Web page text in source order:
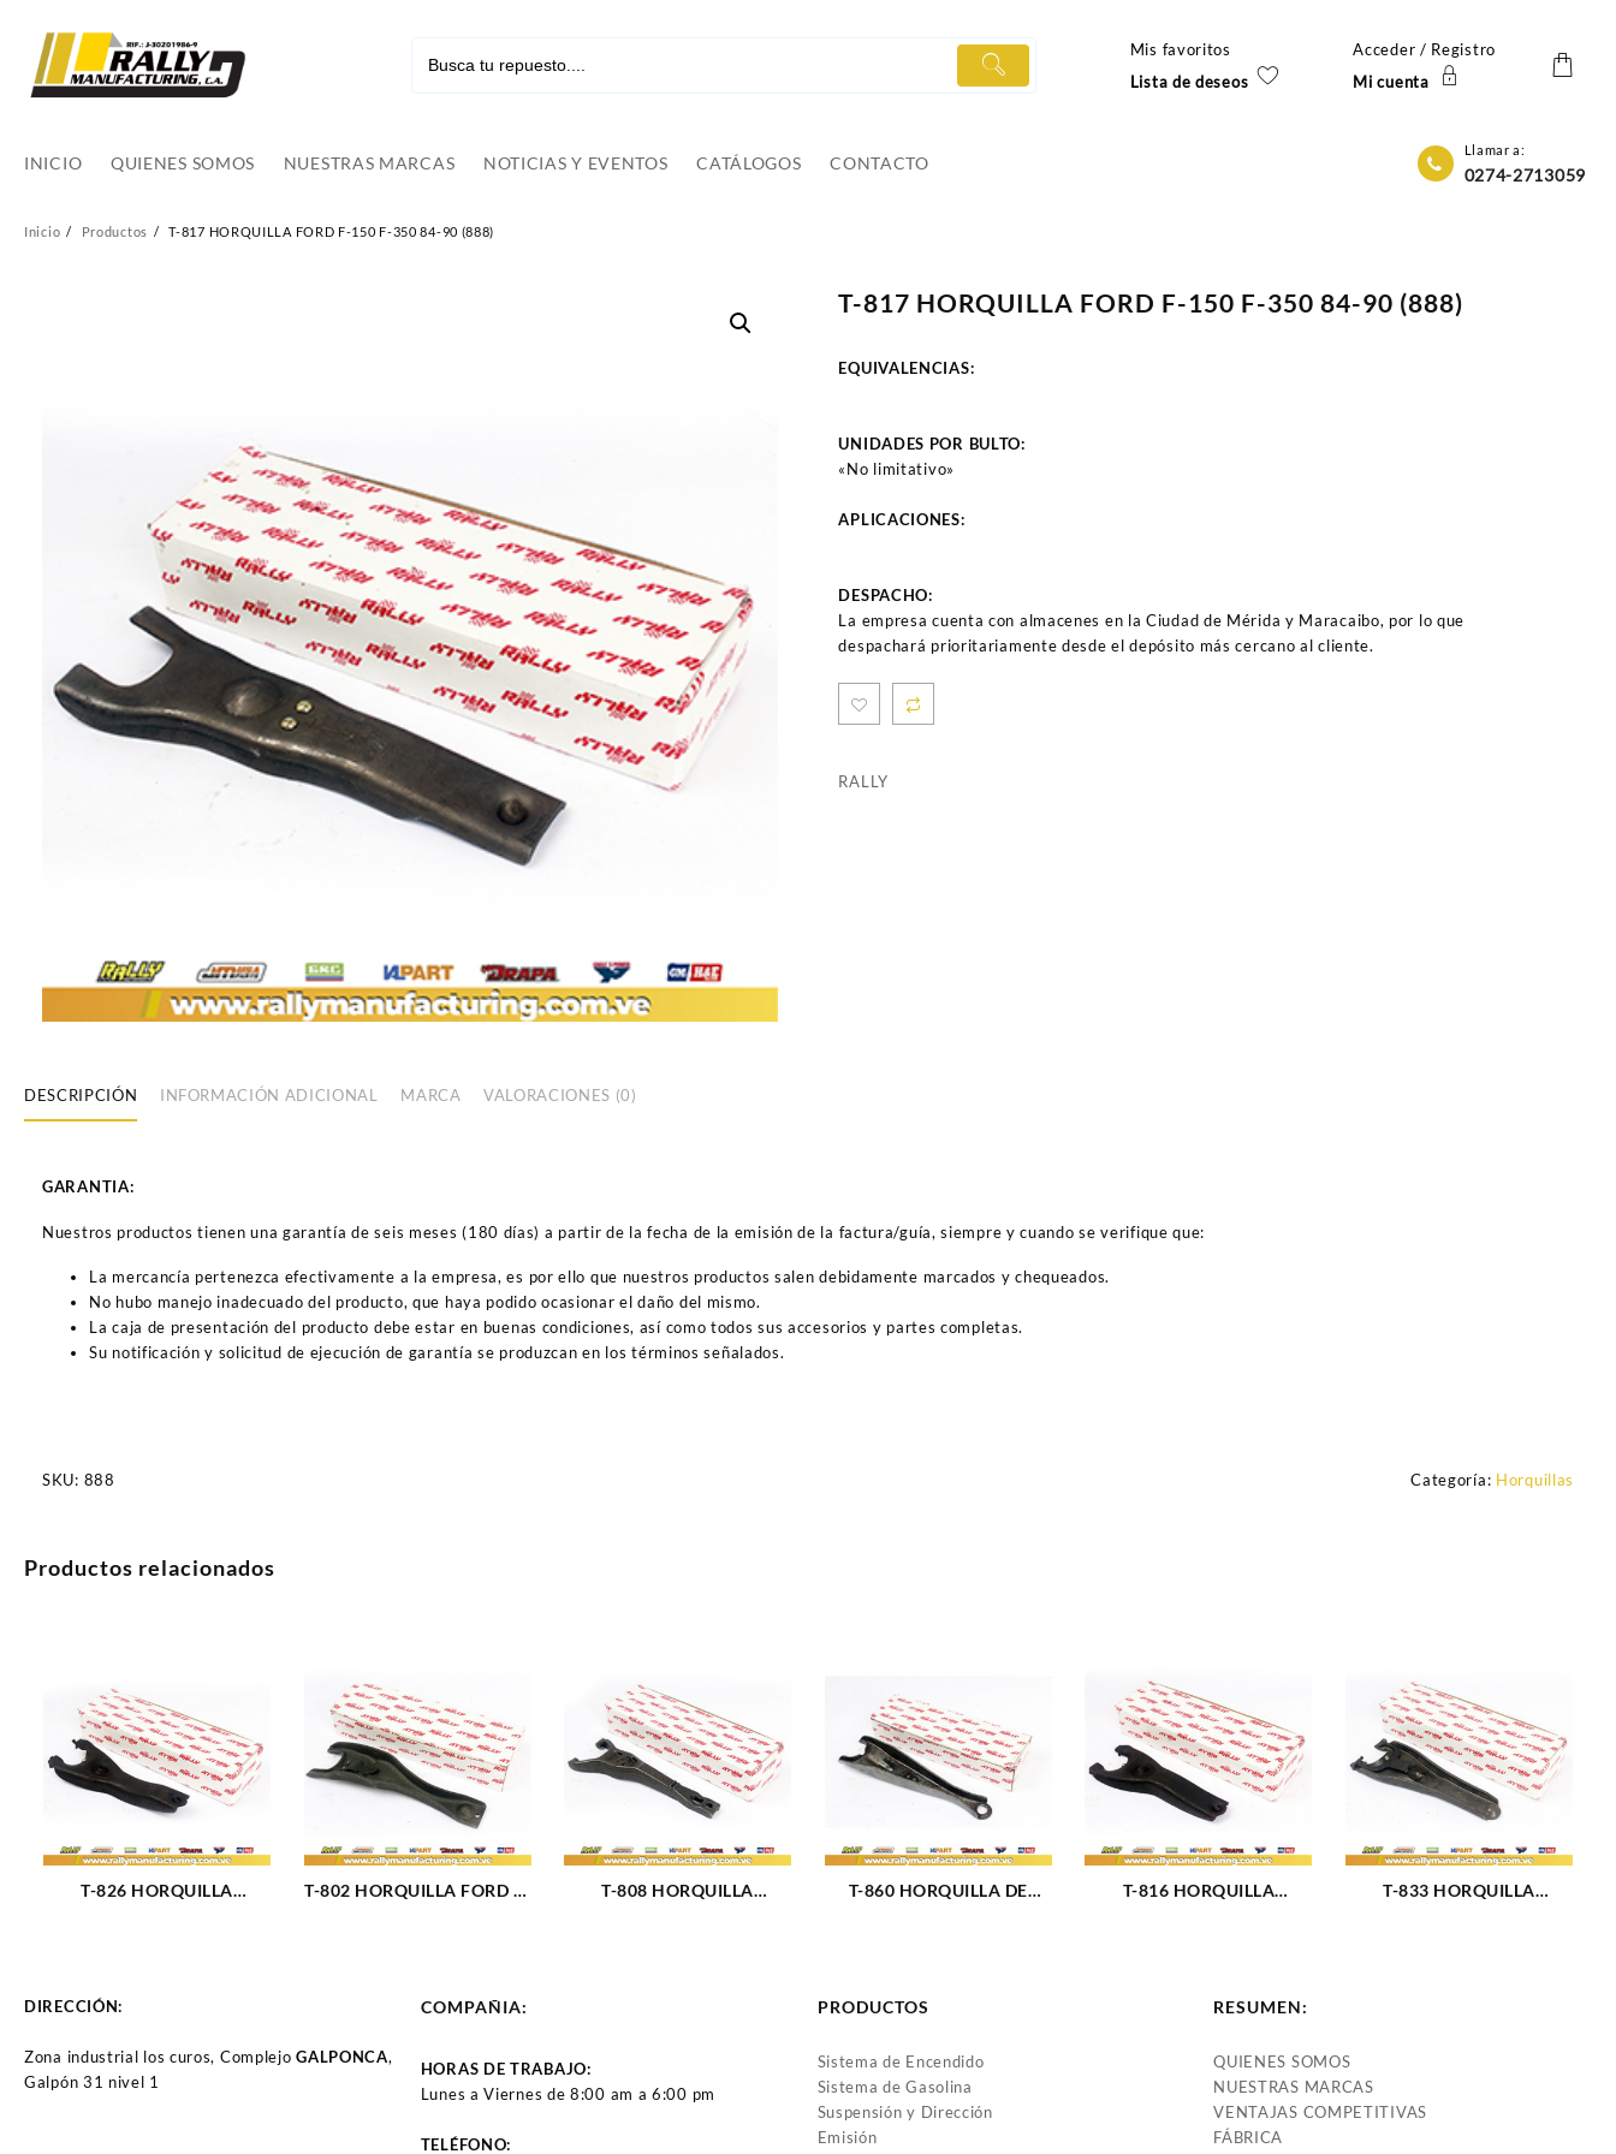
contenido
Mis favoritos
Lista de deseos
Acceder / Registro
Mi cuenta
INICIO QUIENES SOMOS NUESTRAS MARCAS NOTICIAS Y EVENTOS CATÁLOGOS CONTACTO
Llamar a:
0274-2713059
Inicio Productos T-817 HORQUILLA FORD F-150 F-350 84-90 (888)
T-817 HORQUILLA FORD F-150 F-350 84-90 (888)
EQUIVALENCIAS:
UNIDADES POR BULTO:
«No limitativo»
APLICACIONES:
DESPACHO:
La empresa cuenta con almacenes en la Ciudad de Mérida y Maracaibo, por lo que
despachará prioritariamente desde el depósito más cercano al cliente.
RALLY
DESCRIPCIÓN INFORMACIÓN ADICIONAL MARCA VALORACIONES (0)
GARANTIA:
Nuestros productos tienen una garantía de seis meses (180 días) a partir de la fecha de la emisión de la factura/guía, siempre y cuando se verifique que:
La mercancía pertenezca efectivamente a la empresa, es por ello que nuestros productos salen debidamente marcados y chequeados.
No hubo manejo inadecuado del producto, que haya podido ocasionar el daño del mismo.
La caja de presentación del producto debe estar en buenas condiciones, así como todos sus accesorios y partes completas.
Su notificación y solicitud de ejecución de garantía se produzcan en los términos señalados.
SKU: 888 Categoría: Horquillas
Productos relacionados
T-826 HORQUILLA
T-802 HORQUILLA FORD F-
T-808 HORQUILLA
T-860 HORQUILLA DE
T-816 HORQUILLA
T-833 HORQUILLA
DIRECCIÓN:
Zona industrial los curos, ComplejoGALPONCA,
Galpón 31 nivel 1
COMPAÑIA:
HORAS DE TRABAJO:
Lunes a Viernes de 8:00 am a 6:00 pm
TELÉFONO:
PRODUCTOS
Sistema de Encendido
Sistema de Gasolina
Suspensión y Dirección
Emisión
RESUMEN:
QUIENES SOMOS
NUESTRAS MARCAS
VENTAJAS COMPETITIVAS
FÁBRICA